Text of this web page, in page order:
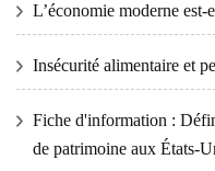
L’économie moderne
Insécurité alimentaire et
Fiche d'information :
de patrimoine aux États-